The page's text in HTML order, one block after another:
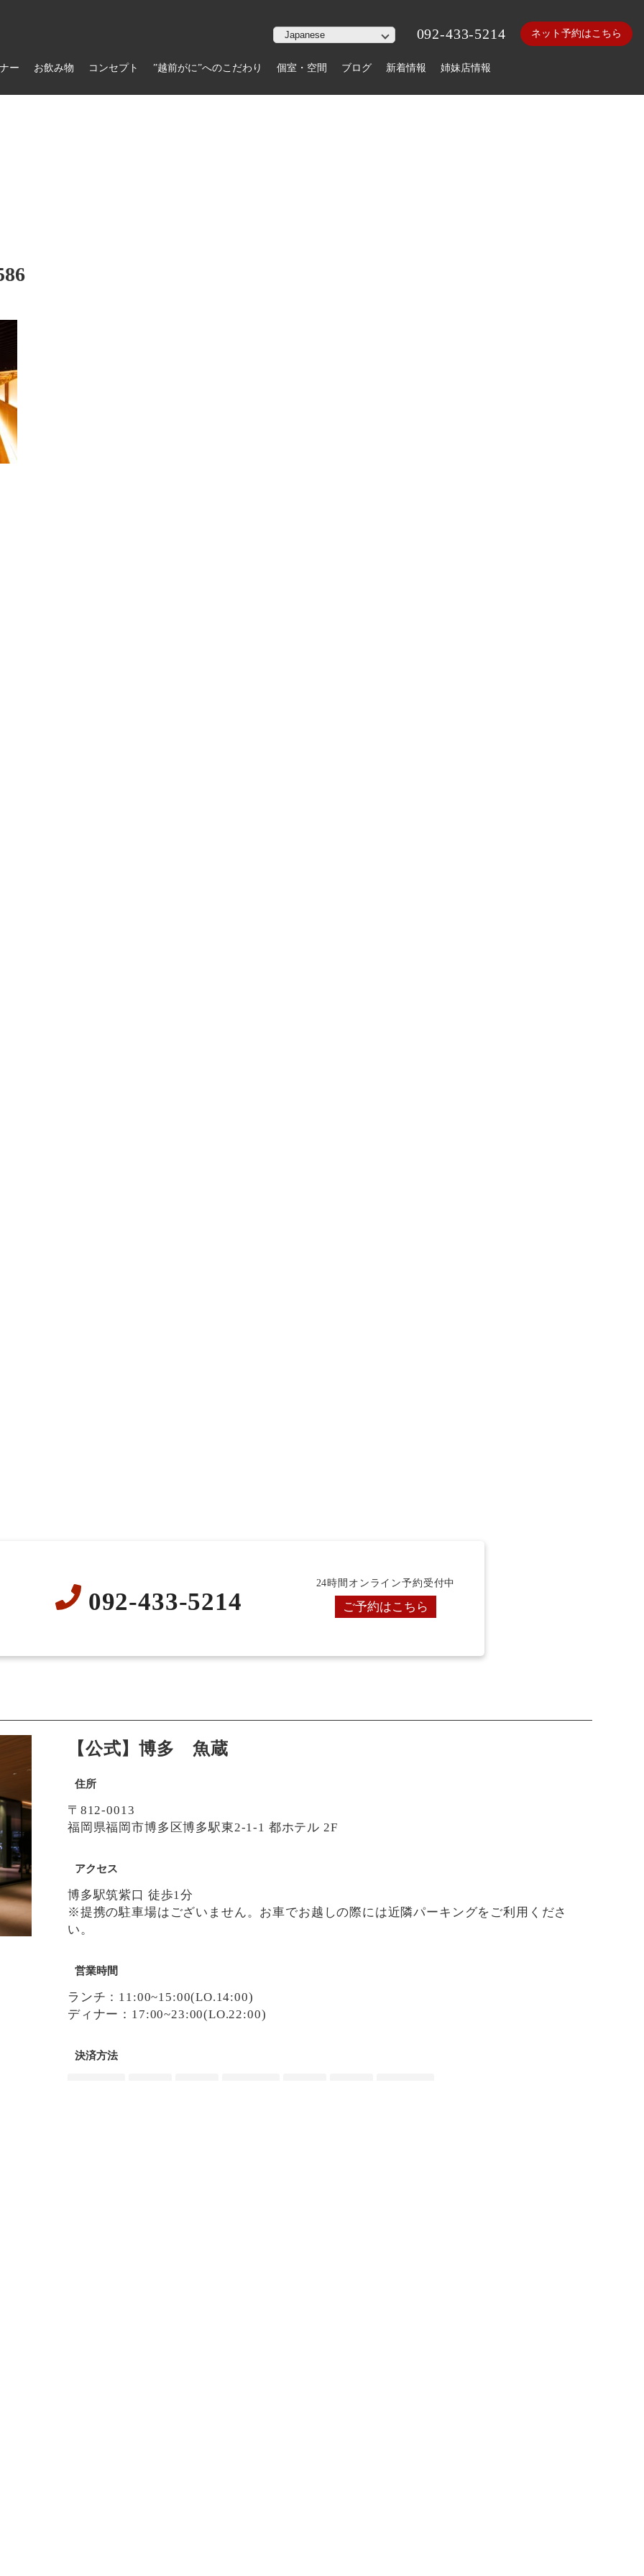
ー お飲み物 コンセプト ”越前がに”へのこだわり 個室・空間 ブログ 新着情報 姉妹店情報
092-433-5214 ネット予約はこちら
092-433-5214
24時間オンライン予約受付中
ご予約はこちら
【公式】博多 魚蔵
住所
〒812-0013
福岡県福岡市博多区博多駅東2-1-1 都ホテル 2F
アクセス
博多駅筑紫口 徒歩1分
※提携の駐車場はございません。お車でお越しの際には近隣パーキングをご利用くださ
い。
営業時間
ランチ：11:00~15:00(LO.14:00)
ディナー：17:00~23:00(LO.22:00)
決済方法